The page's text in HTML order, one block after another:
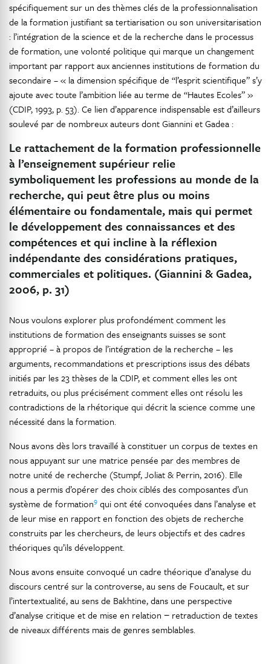
spécifiquement sur un des thèmes clés de la professionnalisation
de la formation justifiant sa tertiarisation ou son universitarisation
: l’intégration de la science et de la recherche dans le processus
de formation, une volonté politique qui marque un changement
important par rapport aux anciennes institutions de formation du
secondaire – « la dimension spécifique de “l’esprit scientifique” s’y
ajoute avec toute l’ambition liée au terme de “Hautes Ecoles” »
(CDIP, 1993, p. 53). Ce lien d’apparence indispensable est d’ailleurs
soulevé par de nombreux auteurs dont Giannini et Gadea :
Le rattachement de la formation professionnelle
à l’enseignement supérieur relie
symboliquement les professions au monde de la
recherche, qui peut être plus ou moins
élémentaire ou fondamentale, mais qui permet
le développement des connaissances et des
compétences et qui incline à la réflexion
indépendante des considérations pratiques,
commerciales et politiques. (Giannini & Gadea,
2006, p. 31)
Nous voulons explorer plus profondément comment les
institutions de formation des enseignants suisses se sont
approprié – à propos de l’intégration de la recherche – les
arguments, recommandations et prescriptions issus des débats
initiés par les 23 thèses de la CDIP, et comment elles les ont
retraduits, ou plus précisément comment elles ont résolu les
contradictions de la rhétorique qui décrit la science comme une
nécessité dans la formation.
Nous avons dès lors travaillé à constituer un corpus de textes en
nous appuyant sur une matrice pensée par des membres de
notre unité de recherche (Stumpf, Joliat & Perrin, 2016). Elle
nous a permis d’opérer des choix ciblés des composantes d’un
système de formation9 qui ont été convoquées dans l’analyse et
de leur mise en rapport en fonction des objets de recherche
construits par les chercheurs, de leurs objectifs et des cadres
théoriques qu’ils développent.
Nous avons ensuite convoqué un cadre théorique d’analyse du
discours centré sur la controverse, au sens de Foucault, et sur
l’intertextualité, au sens de Bakhtine, dans une perspective
d’analyse critique et de mise en relation − retraduction de textes
de niveaux différents mais de genres semblables.